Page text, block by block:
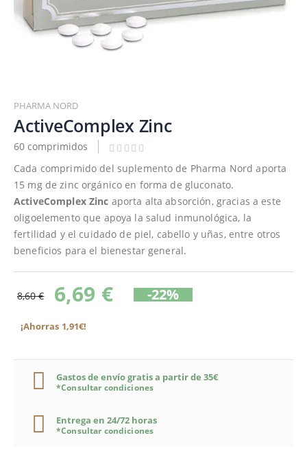
al
comienzo
de
la
galería
imágenes
PHARMA NORD
ActiveComplex Zinc
60 comprimidos
Cada comprimido del suplemento de Pharma Nord aporta
15 mg de zinc orgánico en forma de gluconato.
ActiveComplex Zinc aporta alta absorción, gracias a este
oligoelemento que apoya la salud inmunológica, la
fertilidad y el cuidado de piel, cabello y uñas, entre otros
beneficios para el bienestar general.
8,60 € 6,69 € -22%
¡Ahorras 1,91€!
Gastos de envío gratis a partir de 35€
*Consultar condiciones
Entrega en 24/72 horas
*Consultar condiciones